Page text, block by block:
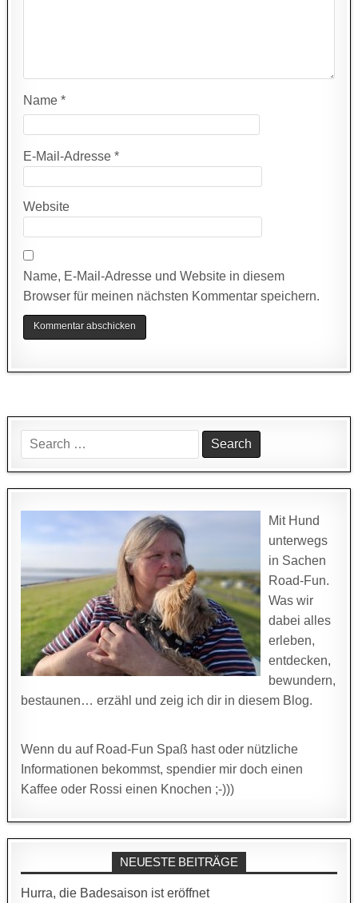
Name*
E-Mail-Adresse*
Website
Name, E-Mail-Adresse und Website in diesem
Browser für meinen nächsten Kommentar speichern.
Search
for:
Mit Hund
unterwegs
in Sachen
Road-Fun.
Was wir
dabei alles
erleben,
entdecken,
bewundern,
bestaunen… erzähl und zeig ich dir in diesem Blog.
Wenn du auf Road-Fun Spaß hast oder nützliche
Informationen bekommst, spendier mir doch einen
Kaffee oder Rossi einen Knochen ;-)))
NEUESTE BEITRÄGE
Hurra, die Badesaison ist eröffnet